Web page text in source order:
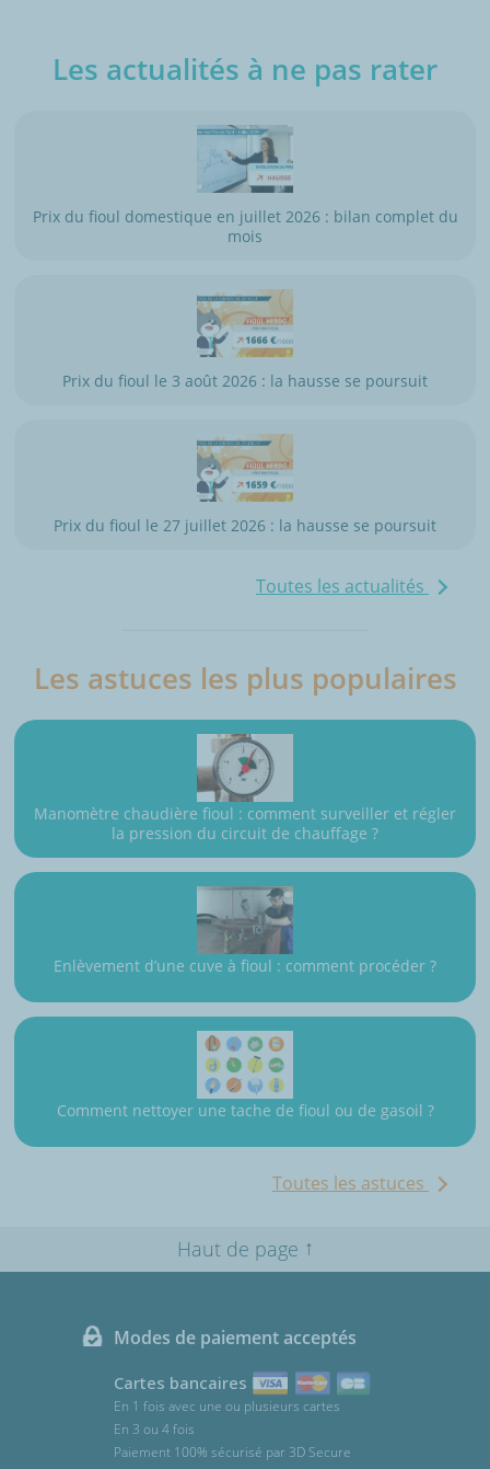
Les actualités à ne pas rater
Prix du fioul domestique en juillet 2026 : bilan complet du
mois
Prix du fioul le 3 août 2026 : la hausse se poursuit
Prix du fioul le 27 juillet 2026 : la hausse se poursuit
Toutes les actualités
Les astuces les plus populaires
Manomètre chaudière fioul : comment surveiller et régler
la pression du circuit de chauffage ?
Enlèvement d’une cuve à fioul : comment procéder ?
Comment nettoyer une tache de fioul ou de gasoil ?
Toutes les astuces
Haut de page ↑
Modes de paiement acceptés
Cartes bancaires
En 1 fois avec une ou plusieurs cartes
En 3 ou 4 fois
Paiement 100% sécurisé par 3D Secure